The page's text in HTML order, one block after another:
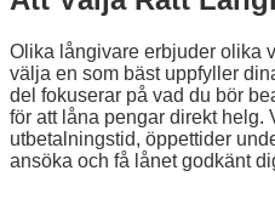
Olika långivare erbjuder olika
välja en som bäst uppfyller
del fokuserar på vad du bör
för att låna pengar direkt helg.
utbetalningstid, öppettider
ansöka och få lånet godkänt